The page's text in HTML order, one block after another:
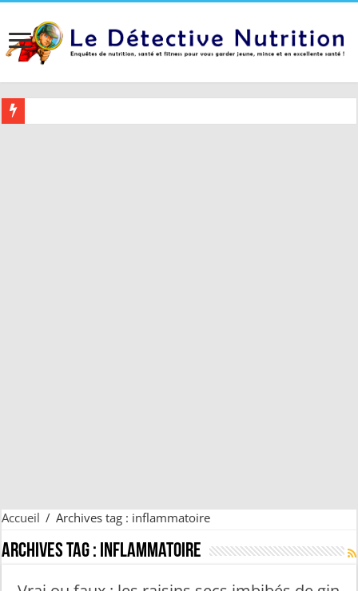
Accueil / Archives tag : inflammatoire
Archives tag : inflammatoire